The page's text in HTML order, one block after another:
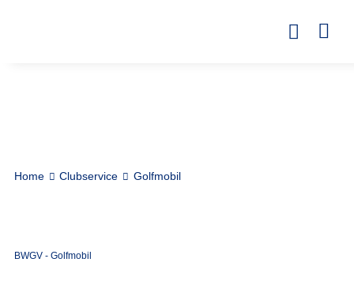
Home Clubservice Golfmobil
BWGV - Golfmobil